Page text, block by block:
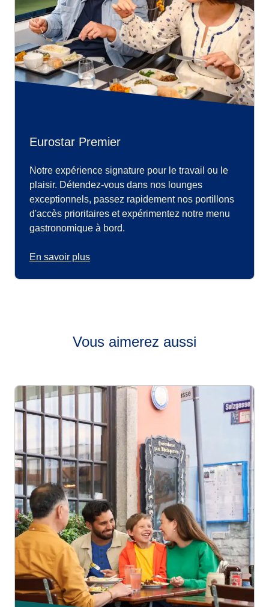
Eurostar Premier
Notre expérience signature pour le travail ou le
plaisir. Détendez-vous dans nos lounges
exceptionnels, passez rapidement nos portillons
d'accès prioritaires et expérimentez notre menu
gastronomique à bord.
En savoir plus
Vous aimerez aussi